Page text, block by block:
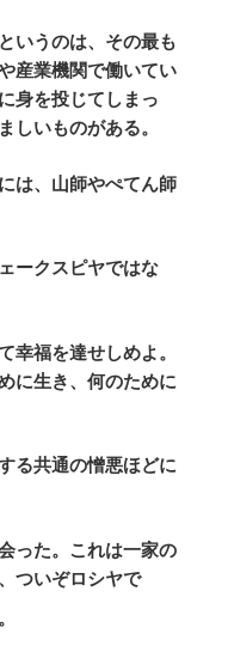
いうのは、その最も
産業機関で働いてい
身を投じてしまっ
しいものがある。
は、山師やぺてん師
ークスピヤではな
福を達せしめよ。
に生き、何のために
る共通の憎悪ほどに
った。これは一家の
ついぞロシヤで